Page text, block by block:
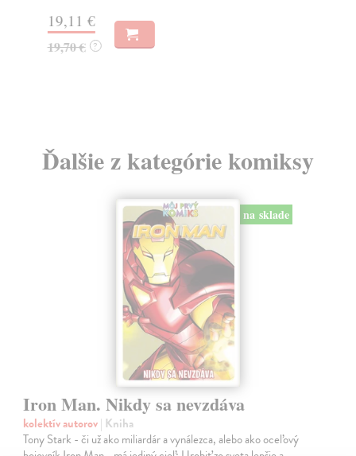
19,11 €
19,70 € ?
Ďalšie z kategórie komiksy
na sklade
Iron Man. Nikdy sa nevzdáva
kolektív autorov| Kniha
Tony Stark - či už ako miliardár a vynálezca, alebo ako oceľový